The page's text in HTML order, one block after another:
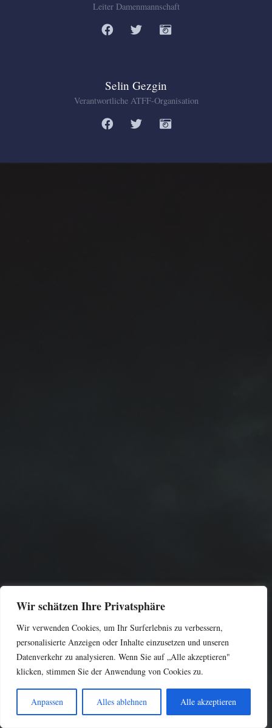
Wir schätzen Ihre Privatsphäre
Wir verwenden Cookies, um Ihr Surferlebnis zu verbessern,
personalisierte Anzeigen oder Inhalte einzusetzen und unseren
Datenverkehr zu analysieren. Wenn Sie auf „Alle akzeptieren"
klicken, stimmen Sie der Anwendung von Cookies zu.
Anpassen Alles ablehnen Alle akzeptieren
Leiter Damenmannschaft
Selin Gezgin
Verantwortliche ATFF-Organisation
Kontakt
info@atff-akademie.com
+49 (0) 1727870111
Fabrikstr.30 70794 Filderstadt